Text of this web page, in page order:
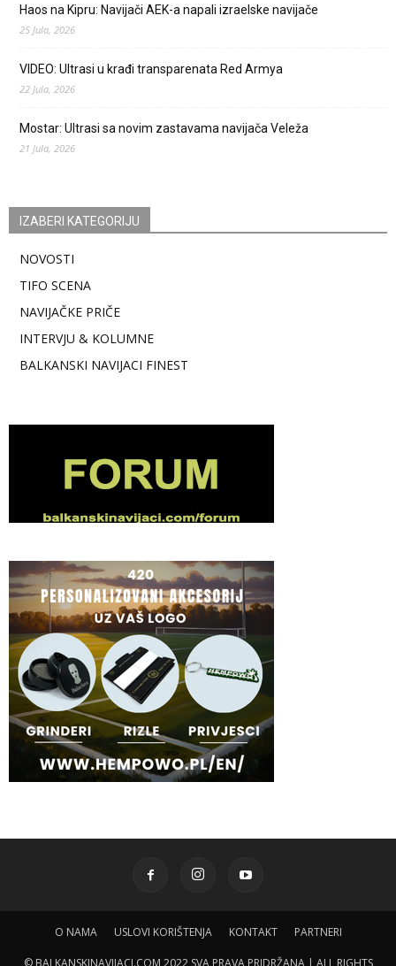
Haos na Kipru: Navijači AEK-a napali izraelske navijače
25 Jula, 2026
VIDEO: Ultrasi u krađi transparenata Red Armya
22 Jula, 2026
Mostar: Ultrasi sa novim zastavama navijača Veleža
21 Jula, 2026
IZABERI KATEGORIJU
NOVOSTI
TIFO SCENA
NAVIJAČKE PRIČE
INTERVJU & KOLUMNE
BALKANSKI NAVIJACI FINEST
O NAMA USLOVI KORIŠTENJA KONTAKT PARTNERI